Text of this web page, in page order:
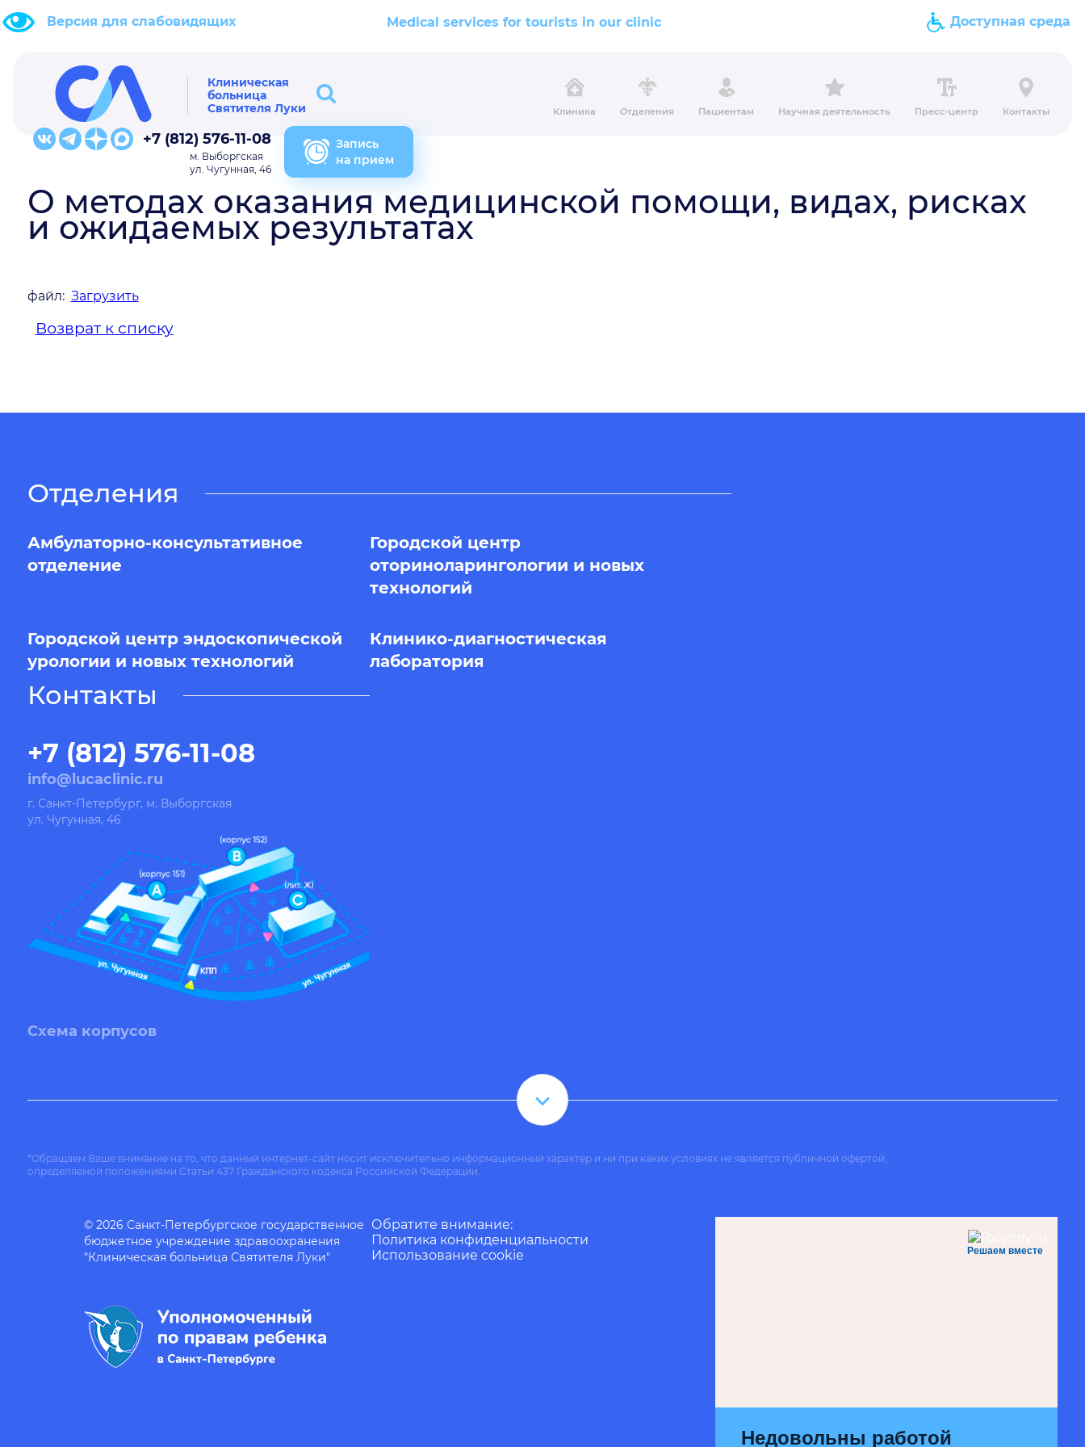
Версия для слабовидящих Medical services for tourists in our clinic Доступная среда
Клиническая
больница
Святителя Луки
Клиника Отделения Пациентам Научная деятельность Пресс-центр Контакты
+7 (812) 576-11-08
м. Выборгская
ул. Чугунная, 46
Запись
на прием
О методах оказания медицинской помощи, видах, рисках
и ожидаемых результатах
файл: Загрузить
Возврат к списку
Отделения
Амбулаторно-консультативное
отделение
Городской центр
оториноларингологии и новых
технологий
Городской центр эндоскопической
урологии и новых технологий
Клинико-диагностическая
лаборатория
Контакты
+7 (812) 576-11-08
info@lucaclinic.ru
г. Санкт-Петербург, м. Выборгская
ул. Чугунная, 46
Схема корпусов
*Обращаем Ваше внимание на то, что данный интернет-сайт носит исключительно информационный характер и ни при каких условиях не является публичной офертой,
определяемой положениями Статьи 437 Гражданского кодекса Российской Федерации.
© 2026 Санкт-Петербургское государственное
бюджетное учреждение здравоохранения
"Клиническая больница Святителя Луки"
Обратите внимание:
Политика конфиденциальности
Использование cookie
Решаем вместе
Недовольны работой